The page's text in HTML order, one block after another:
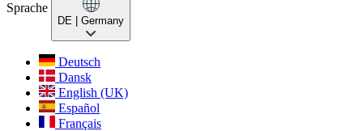
Sprache
DE | Germany
Deutsch
Dansk
English (UK)
Español
Français